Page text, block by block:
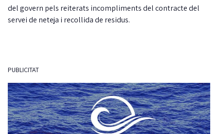
del govern pels reiterats incompliments del contracte del
servei de neteja i recollida de residus.
PUBLICITAT